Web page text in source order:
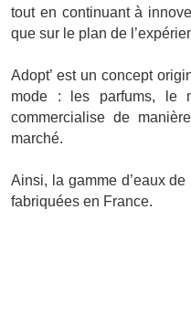
tout en continuant à
que sur le plan de
Adopt’ est un concept
mode : les parfums, le
commercialise de
marché.
Ainsi, la gamme d’eaux
fabriquées en France.